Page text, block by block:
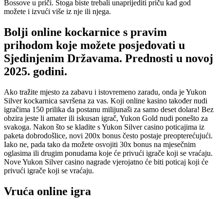
Bossove u priči. Stoga biste trebali unaprijediti priču kad god
možete i izvući više iz nje ili njega.
Bolji online kockarnice s pravim
prihodom koje možete posjedovati u
Sjedinjenim Državama. Prednosti u novoj
2025. godini.
Ako tražite mjesto za zabavu i istovremeno zaradu, onda je Yukon
Silver kockarnica savršena za vas. Koji online kasino također nudi
igračima 150 prilika da postanu milijunaši za samo deset dolara! Bez
obzira jeste li amater ili iskusan igrač, Yukon Gold nudi ponešto za
svakoga. Nakon što se kladite s Yukon Silver casino poticajima iz
paketa dobrodošlice, novi 200x bonus često postaje preopterećujući.
Iako ne, pada tako da možete osvojiti 30x bonus na mjesečnim
oglasima ili drugim ponudama koje će privući igrače koji se vraćaju.
Nove Yukon Silver casino nagrade vjerojatno će biti poticaj koji će
privući igrače koji se vraćaju.
Vruća online igra